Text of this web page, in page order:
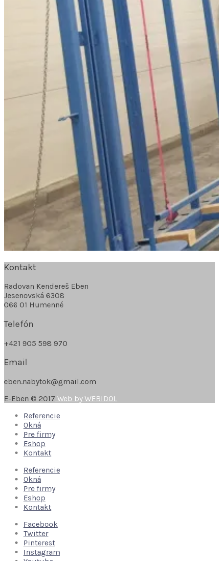
Kontakt
Radovan Kendereš Eben
Jesenovská 6308
066 01 Humenné
Telefón
+421 905 598 970
Email
eben.nabytok@gmail.com
E-Eben © 2017 Web by WEBIDOL
Referencie
Okná
Pre firmy
Eshop
Kontakt
Referencie
Okná
Pre firmy
Eshop
Kontakt
Facebook
Twitter
Pinterest
Instagram